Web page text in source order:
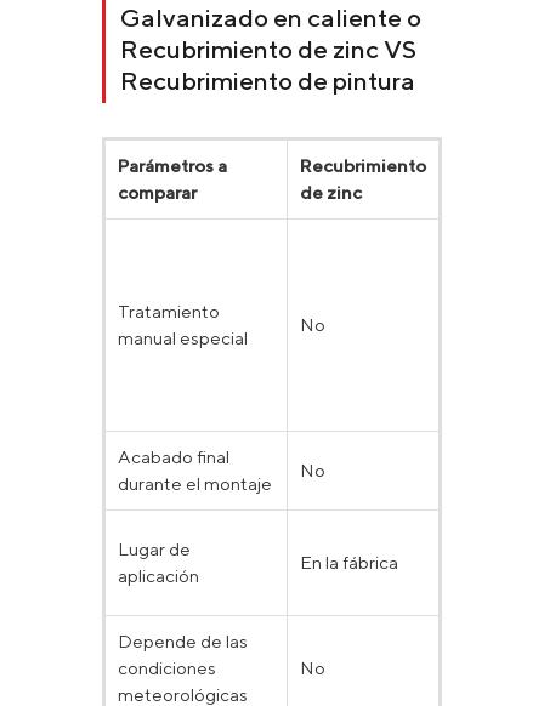
Galvanizado en caliente o
Recubrimiento de zinc VS
Recubrimiento de pintura
Parámetros a
comparar
Recubrimiento
de zinc
Tratamiento
manual especial
No
Acabado final
durante el montaje
No
Lugar de
aplicación
En la fábrica
Depende de las
condiciones
meteorológicas
No